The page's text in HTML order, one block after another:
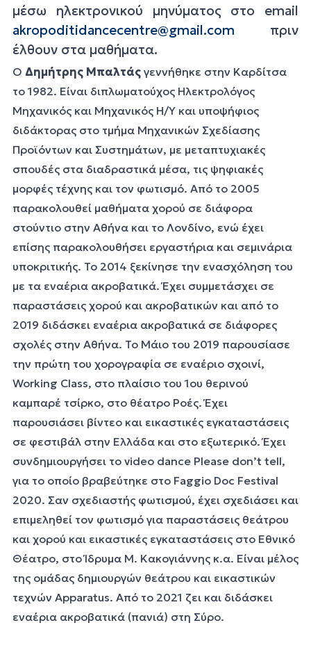
μέσω ηλεκτρονικού μηνύματος στο email
akropoditidancecentre@gmail.com πριν
έλθουν στα μαθήματα.
Ο Δημήτρης Μπαλτάς γεννήθηκε στην Καρδίτσα
το 1982. Είναι διπλωματούχος Ηλεκτρολόγος
Μηχανικός και Μηχανικός Η/Υ και υποψήφιος
διδάκτορας στο τμήμα Μηχανικών Σχεδίασης
Προϊόντων και Συστημάτων, με μεταπτυχιακές
σπουδές στα διαδραστικά μέσα, τις ψηφιακές
μορφές τέχνης και τον φωτισμό. Από το 2005
παρακολουθεί μαθήματα χορού σε διάφορα
στούντιο στην Αθήνα και το Λονδίνο, ενώ έχει
επίσης παρακολουθήσει εργαστήρια και σεμινάρια
υποκριτικής. Το 2014 ξεκίνησε την ενασχόληση του
με τα εναέρια ακροβατικά. Έχει συμμετάσχει σε
παραστάσεις χορού και ακροβατικών και από το
2019 διδάσκει εναέρια ακροβατικά σε διάφορες
σχολές στην Αθήνα. Το Μάιο του 2019 παρουσίασε
την πρώτη του χορογραφία σε εναέριο σχοινί,
Working Class, στο πλαίσιο του 1ου θερινού
καμπαρέ τσίρκο, στο θέατρο Ροές. Έχει
παρουσιάσει βίντεο και εικαστικές εγκαταστάσεις
σε φεστιβάλ στην Ελλάδα και στο εξωτερικό. Έχει
συνδημιουργήσει το video dance Please don’t tell,
για το οποίο βραβεύτηκε στο Faggio Doc Festival
2020. Σαν σχεδιαστής φωτισμού, έχει σχεδιάσει και
επιμεληθεί τον φωτισμό για παραστάσεις θεάτρου
και χορού και εικαστικές εγκαταστάσεις στο Εθνικό
Θέατρο, στο Ίδρυμα Μ. Κακογιάννης κ.α. Είναι μέλος
της ομάδας δημιουργών θεάτρου και εικαστικών
τεχνών Apparatus. Από το 2021 ζει και διδάσκει
εναέρια ακροβατικά (πανιά) στη Σύρο.